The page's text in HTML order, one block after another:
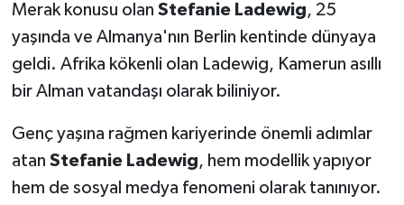
Merak konusu olan Stefanie Ladewig, 25
yaşında ve Almanya'nın Berlin kentinde dünyaya
geldi. Afrika kökenli olan Ladewig, Kamerun asıllı
bir Alman vatandaşı olarak biliniyor.
Genç yaşına rağmen kariyerinde önemli adımlar
atan Stefanie Ladewig, hem modellik yapıyor
hem de sosyal medya fenomeni olarak tanınıyor.